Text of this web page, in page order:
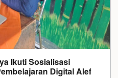
Ikuti Sosialisasi
Digital Alef